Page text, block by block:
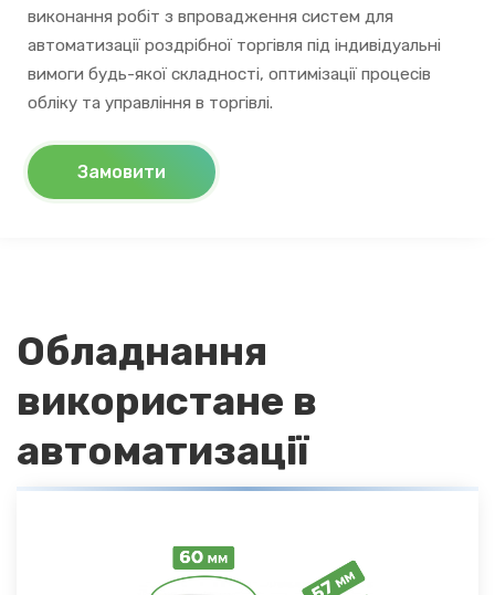
виконання робіт з впровадження систем для
автоматизації роздрібної торгівля під індивідуальні
вимоги будь-якої складності, оптимізації процесів
обліку та управління в торгівлі.
Замовити
Обладнання
використане в
автоматизації